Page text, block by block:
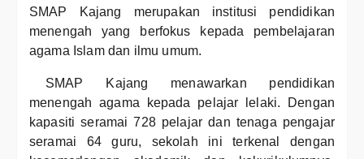
SMAP Kajang merupakan institusi pendidikan
menengah yang berfokus kepada pembelajaran
agama Islam dan ilmu umum.
SMAP Kajang menawarkan pendidikan
menengah agama kepada pelajar lelaki. Dengan
kapasiti seramai 728 pelajar dan tenaga pengajar
seramai 64 guru, sekolah ini terkenal dengan